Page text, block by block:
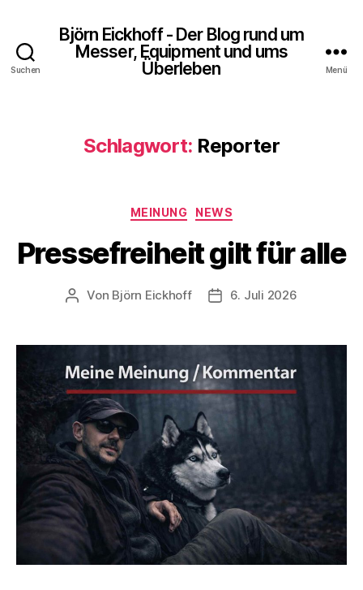
Suchen
Björn Eickhoff - Der Blog rund um
Messer, Equipment und ums
Überleben
Menü
Schlagwort: Reporter
Kategorien
MEINUNG NEWS
Pressefreiheit gilt für alle
Beitragsautor
Von Björn Eickhoff Veröffentlichungsdatum
6. Juli 2026